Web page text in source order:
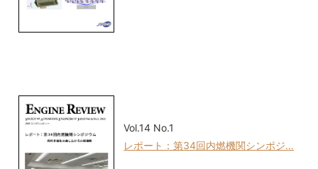
Vol.14 No.1
レポート：第34回内燃機関シンポジ…